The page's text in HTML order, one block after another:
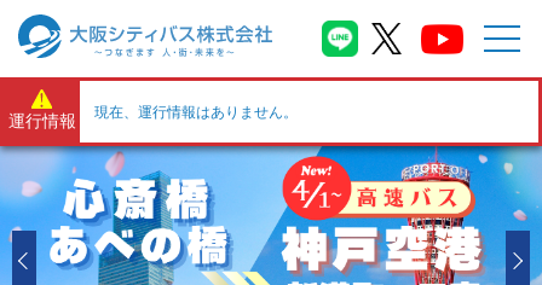
運行情報 現在、運行情報はありません。